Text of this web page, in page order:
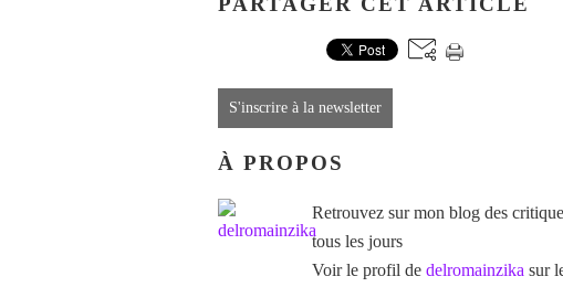
S'inscrire à la newsletter
À PROPOS
Retrouvez sur mon blog des
tous les jours
Voir le profil de delromainzika sur